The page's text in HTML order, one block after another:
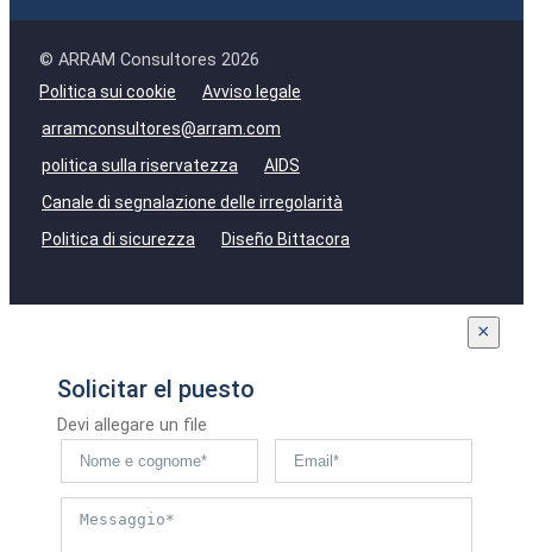
© ARRAM Consultores 2026
Politica sui cookie
Avviso legale
arramconsultores@arram.com
politica sulla riservatezza
AIDS
Canale di segnalazione delle irregolarità
Politica di sicurezza
Diseño Bittacora
×
Solicitar el puesto
Devi allegare un file